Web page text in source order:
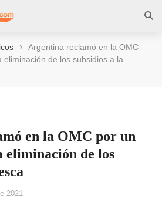
›
Argentina reclamó en la OMC
eliminación de los subsidios a la
en la OMC por un
eliminación de los
2021